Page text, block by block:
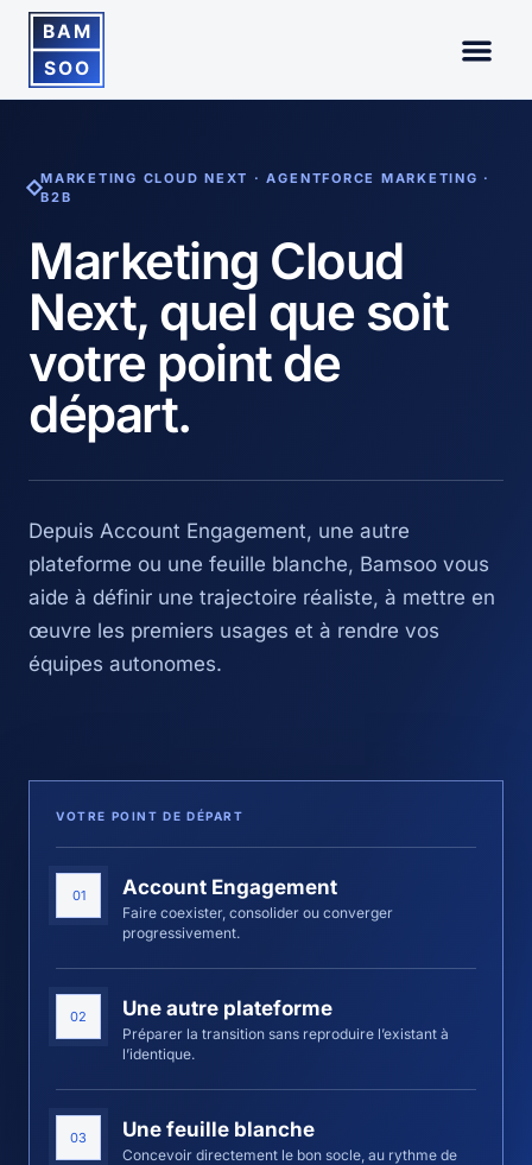
MARKETING CLOUD NEXT · AGENTFORCE MARKETING ·
B2B
Marketing Cloud
Next, quel que soit
votre point de
départ.
Depuis Account Engagement, une autre
plateforme ou une feuille blanche, Bamsoo vous
aide à définir une trajectoire réaliste, à mettre en
œuvre les premiers usages et à rendre vos
équipes autonomes.
VOTRE POINT DE DÉPART
01 Account Engagement
Faire coexister, consolider ou converger
progressivement.
02 Une autre plateforme
Préparer la transition sans reproduire l’existant à
l’identique.
03 Une feuille blanche
Concevoir directement le bon socle, au rythme de